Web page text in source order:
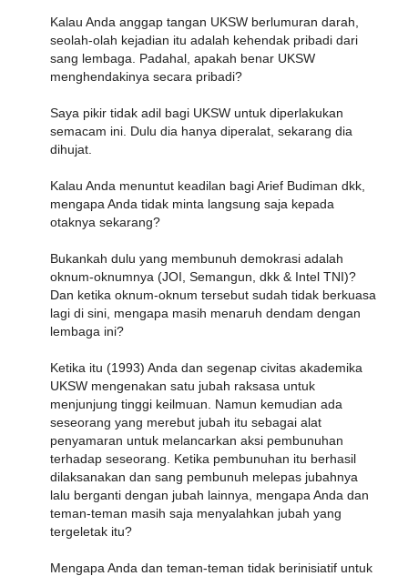
Kalau Anda anggap tangan UKSW berlumuran darah,
seolah-olah kejadian itu adalah kehendak pribadi dari
sang lembaga. Padahal, apakah benar UKSW
menghendakinya secara pribadi?
Saya pikir tidak adil bagi UKSW untuk diperlakukan
semacam ini. Dulu dia hanya diperalat, sekarang dia
dihujat.
Kalau Anda menuntut keadilan bagi Arief Budiman dkk,
mengapa Anda tidak minta langsung saja kepada
otaknya sekarang?
Bukankah dulu yang membunuh demokrasi adalah
oknum-oknumnya (JOI, Semangun, dkk & Intel TNI)?
Dan ketika oknum-oknum tersebut sudah tidak berkuasa
lagi di sini, mengapa masih menaruh dendam dengan
lembaga ini?
Ketika itu (1993) Anda dan segenap civitas akademika
UKSW mengenakan satu jubah raksasa untuk
menjunjung tinggi keilmuan. Namun kemudian ada
seseorang yang merebut jubah itu sebagai alat
penyamaran untuk melancarkan aksi pembunuhan
terhadap seseorang. Ketika pembunuhan itu berhasil
dilaksanakan dan sang pembunuh melepas jubahnya
lalu berganti dengan jubah lainnya, mengapa Anda dan
teman-teman masih saja menyalahkan jubah yang
tergeletak itu?
Mengapa Anda dan teman-teman tidak berinisiatif untuk